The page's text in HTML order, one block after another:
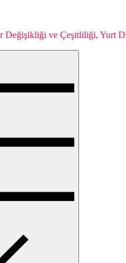
ve Çeşitliliği, Yurt